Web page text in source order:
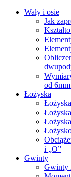
Wały i osie
Jak
od
Łożyska
i „O”
Gwinty
Gwinty